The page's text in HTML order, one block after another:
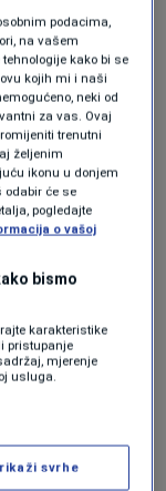
od
su se
Policija je
i počeli ih
od baklji
vrata i
iznad
je u pitanju
podacima,
na vašem
kako bi se
kojih mi i naši
neki od
za vas. Ovaj
trenutni
željenim
ikonu u donjem
odabir će se
pogledajte
o vašoj
bismo
karakteristike
pristupanje
mjerenje
usluga.
svrhe